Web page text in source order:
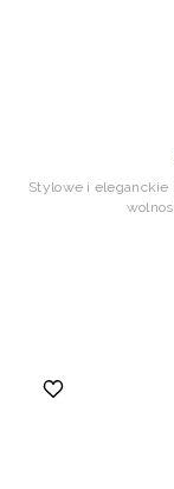
Stylowe i